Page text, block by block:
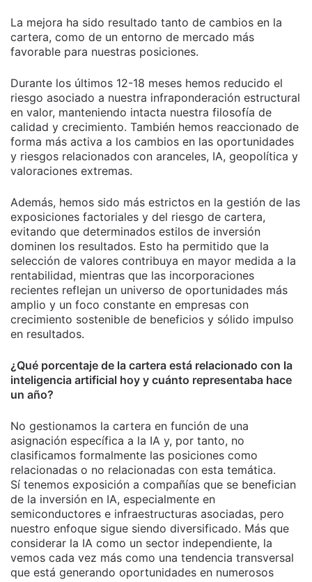
La mejora ha sido resultado tanto de cambios en la
cartera, como de un entorno de mercado más
favorable para nuestras posiciones.
Durante los últimos 12-18 meses hemos reducido el
riesgo asociado a nuestra infraponderación estructural
en valor, manteniendo intacta nuestra filosofía de
calidad y crecimiento. También hemos reaccionado de
forma más activa a los cambios en las oportunidades
y riesgos relacionados con aranceles, IA, geopolítica y
valoraciones extremas.
Además, hemos sido más estrictos en la gestión de las
exposiciones factoriales y del riesgo de cartera,
evitando que determinados estilos de inversión
dominen los resultados. Esto ha permitido que la
selección de valores contribuya en mayor medida a la
rentabilidad, mientras que las incorporaciones
recientes reflejan un universo de oportunidades más
amplio y un foco constante en empresas con
crecimiento sostenible de beneficios y sólido impulso
en resultados.
¿Qué porcentaje de la cartera está relacionado con la
inteligencia artificial hoy y cuánto representaba hace
un año?
No gestionamos la cartera en función de una
asignación específica a la IA y, por tanto, no
clasificamos formalmente las posiciones como
relacionadas o no relacionadas con esta temática.
Sí tenemos exposición a compañías que se benefician
de la inversión en IA, especialmente en
semiconductores e infraestructuras asociadas, pero
nuestro enfoque sigue siendo diversificado. Más que
considerar la IA como un sector independiente, la
vemos cada vez más como una tendencia transversal
que está generando oportunidades en numerosos